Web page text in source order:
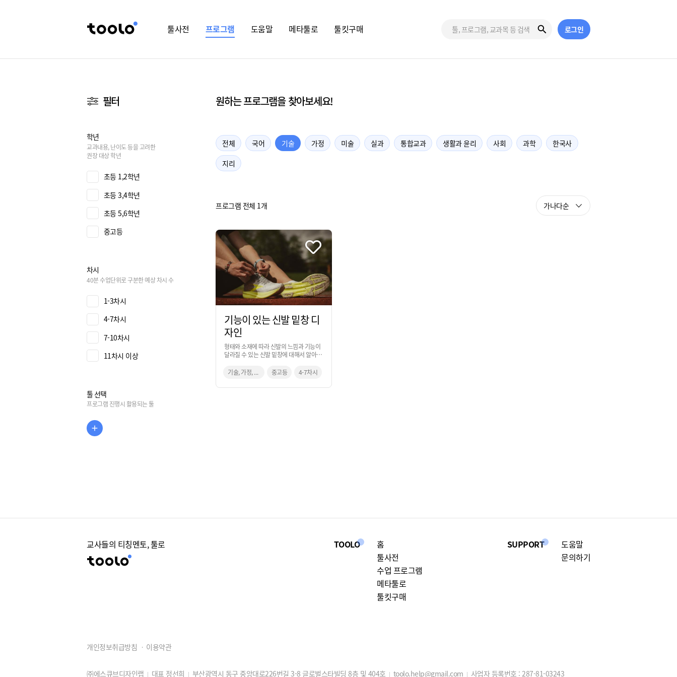
툴사전 프로그램 도움말 메타툴로 툴킷구매 로그인
필터
학년
교과내용, 난이도 등을 고려한
권장 대상 학년
초등 1,2학년
초등 3,4학년
초등 5,6학년
중고등
차시
40분 수업단위로 구분한 예상 차시 수
1-3차시
4-7차시
7-10차시
11차시 이상
툴 선택
프로그램 진행시 활용되는 툴
원하는 프로그램을 찾아보세요!
전체 국어 기술 가정 미술 실과 통합교과 생활과 윤리 사회 과학
한국사
지리
프로그램 전체 1개 가나다순
기능이 있는 신발 밑창 디
자인
형태와 소재에 따라 신발의 느낌과 기능이
달라질 수 있는 신발 밑창에 대해서 알아보
결하기 위한 창의적 사고 과정을 통해 아이
디어로 발전시켜 보는 활동입니다.
기술, 가정, 미술 중고등 4-7차시
교사들의 티칭멘토, 툴로 TOOLO
홈
툴사전
수업 프로그램
메타툴로
툴킷구매
SUPPORT
도움말
문의하기
개인정보취급방침 이용약관
㈜에스큐브디자인랩 대표 정선희 부산광역시 동구 중앙대로226번길 3-8 글로벌스타빌딩 8층 및 404호 toolo.help@gmail.com 사업자 등록번호 : 287-81-03243